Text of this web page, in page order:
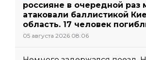
россияне в очередной раз
атаковали баллистикой
область. 17 человек
05 августа 2026 08:06